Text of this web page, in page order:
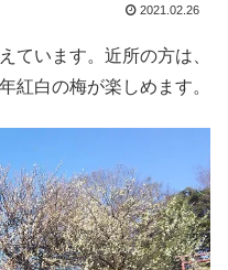
2021.02.26
ています。近所の方は、
紅白の梅が楽しめます。